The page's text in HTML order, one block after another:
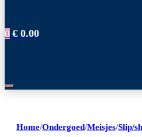
0 € 0.00
Home/Ondergoed/Meisjes/Slip/